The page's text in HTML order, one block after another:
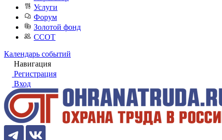
Услуги
Форум
Золотой фонд
ССОТ
Календарь событий
Навигация
Регистрация
Вход